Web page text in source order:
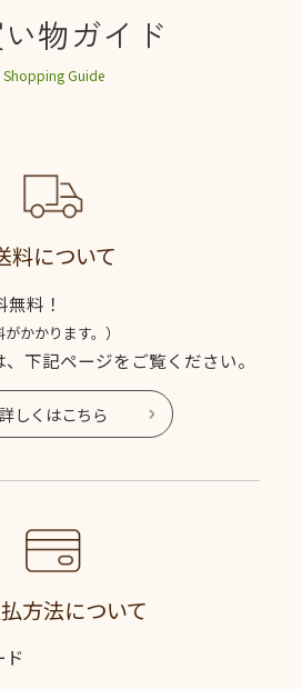
物ガイド
Shopping Guide
料について
料！
かかります。）
下記ページをご覧ください。
詳しくはこちら
方法について
ド